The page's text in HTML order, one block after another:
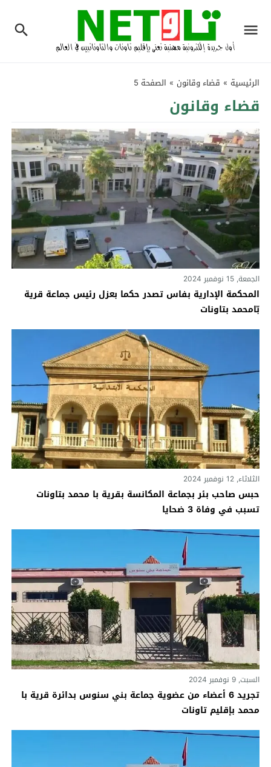
الرئيسية » قضاء وقانون » الصفحة 5
قضاء وقانون
الجمعة, 15 نوفمبر 2024
المحكمة الإدارية بفاس تصدر حكما بعزل رئيس جماعة قرية
بّامحمد بتاونات
الثلاثاء, 12 نوفمبر 2024
حبس صاحب بئر بجماعة المكانسة بقرية با محمد بتاونات
تسبب في وفاة 3 ضحايا
السبت, 9 نوفمبر 2024
تجريد 6 أعضاء من عضوية جماعة بني سنوس بدائرة قرية با
محمد بإقليم تاونات